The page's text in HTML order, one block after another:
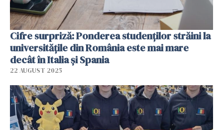
Cifre surpriză: Ponderea studenţilor străini la
universităţile din România este mai mare
decât în Italia şi Spania
22 AUGUST 2025